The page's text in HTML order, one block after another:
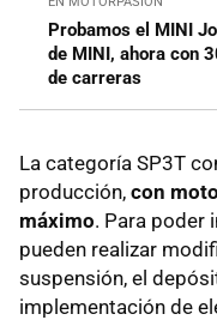
Probamos el MINI
de MINI, ahora con
de carreras
La categoría SP3T
producción, con
máximo. Para poder
pueden realizar
suspensión, el
implementación de